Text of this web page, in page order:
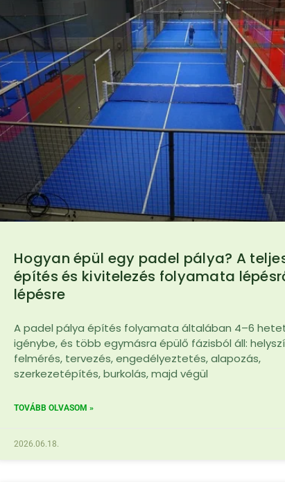
Hogyan épül egy padel pálya? A
építés és kivitelezés folyamata
lépésre
A padel pálya építés folyamata általában 4–6
igénybe, és több egymásra épülő fázisból áll:
felmérés, tervezés, engedélyeztetés, alapozás,
szerkezetépítés, burkolás, majd végül
TOVÁBB OLVASOM »
2026.06.18.